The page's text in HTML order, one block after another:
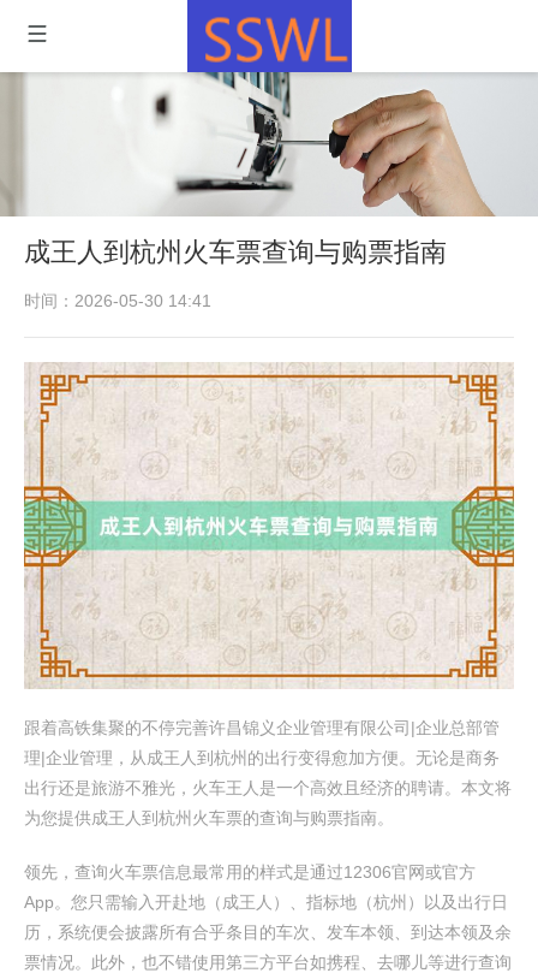
成王人到杭州火车票查询与购票指南
时间：2026-05-30 14:41
跟着高铁集聚的不停完善许昌锦义企业管理有限公司|企业总部管
理|企业管理，从成王人到杭州的出行变得愈加方便。无论是商务
出行还是旅游不雅光，火车王人是一个高效且经济的聘请。本文将
为您提供成王人到杭州火车票的查询与购票指南。
领先，查询火车票信息最常用的样式是通过12306官网或官方
App。您只需输入开赴地（成王人）、指标地（杭州）以及出行日
历，系统便会披露所有合乎条目的车次、发车本领、到达本领及余
票情况。此外，也不错使用第三方平台如携程、去哪儿等进行查询